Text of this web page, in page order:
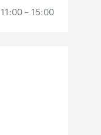
11:00 - 15:00